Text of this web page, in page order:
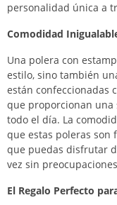
personalidad única a
Comodidad
Una polera con
estilo, sino también
están confeccionadas
que proporcionan una
todo el día. La
que estas poleras son
que puedas disfrutar
vez sin
El Regalo Perfecto